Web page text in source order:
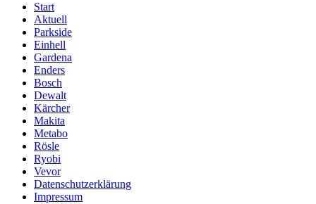
Start
Aktuell
Parkside
Einhell
Gardena
Enders
Bosch
Dewalt
Kärcher
Makita
Metabo
Rösle
Ryobi
Vevor
Datenschutzerklärung
Impressum